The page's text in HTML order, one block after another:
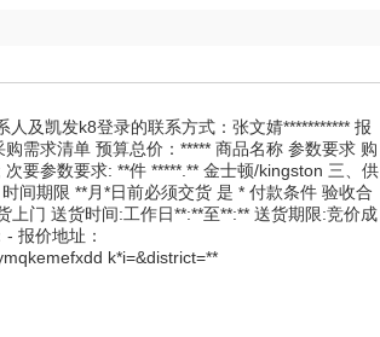
及凯发k8登录的联系方式：张文婧*********** 报
需求清单 预算总价：***** 商品名称 参数要求 购
要参数要求: **件 *****.** 金士顿/kingston 三、供
间期限 **月*日前必须交货 是 * 付款条件 验收合
门 送货时间:工作日**:**至**:** 送货期限:竞价成
报价地址：
k*i=&district=**